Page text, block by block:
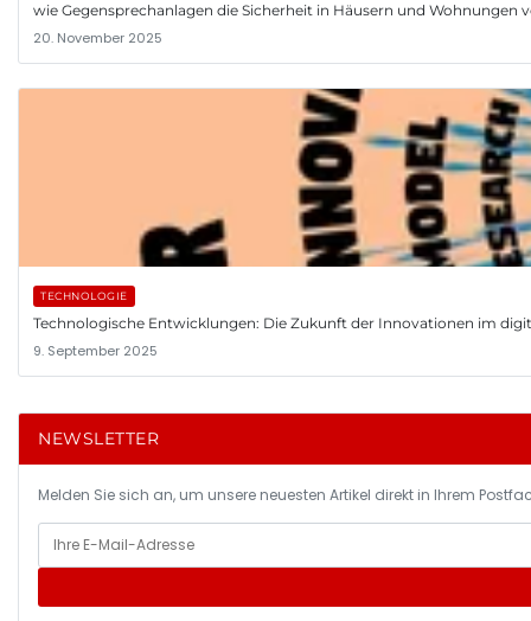
wie Gegensprechanlagen die Sicherheit in Häusern und Wohnungen
20. November 2025
TECHNOLOGIE
Technologische Entwicklungen: Die Zukunft der Innovationen im
9. September 2025
NEWSLETTER
Melden Sie sich an, um unsere neuesten Artikel direkt in Ihrem